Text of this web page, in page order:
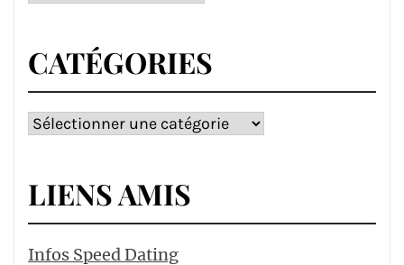
CATÉGORIES
Catégories
LIENS AMIS
Infos Speed Dating